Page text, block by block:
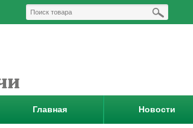
Главная Новости